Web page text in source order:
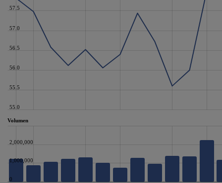
55.0
55.5
56.0
56.5
57.0
57.5
Volumen
0
1,000,000
2,000,000